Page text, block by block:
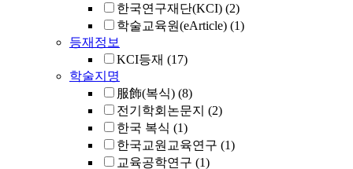
한국연구재단(KCI) (2)
학술교육원(eArticle) (1)
등재정보
KCI등재 (17)
학술지명
服飾(복식) (8)
전기학회논문지 (2)
한국 복식 (1)
한국교원교육연구 (1)
교육공학연구 (1)